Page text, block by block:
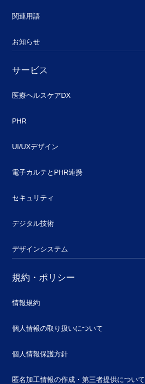
関連用語
お知らせ
サービス
医療ヘルスケアDX
PHR
UI/UXデザイン
電子カルテとPHR連携
セキュリティ
デジタル技術
デザインシステム
規約・ポリシー
情報規約
個人情報の取り扱いについて
個人情報保護方針
匿名加工情報の作成・第三者提供について